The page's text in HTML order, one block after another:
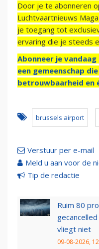
Door je te abonneren
Luchtvaartnieuws
je toegang tot
ervaring die je steeds
Abonneer je
een gemeenschap
betrouwbaarheid en
brussels airport
Verstuur per e-mail
Meld u aan voor de
Tip de redactie
Ruim 80
vliegt niet
09-08-2026,